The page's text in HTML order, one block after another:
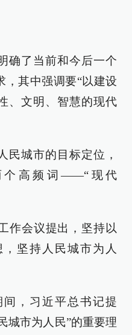
确了当前和今后一个
，其中强调要“以建设
、文明、智慧的现代
民城市的目标定位，
个高频词——“现代
作会议提出，坚持以
坚持人民城市为人
间，习近平总书记提
城市为人民”的重要理